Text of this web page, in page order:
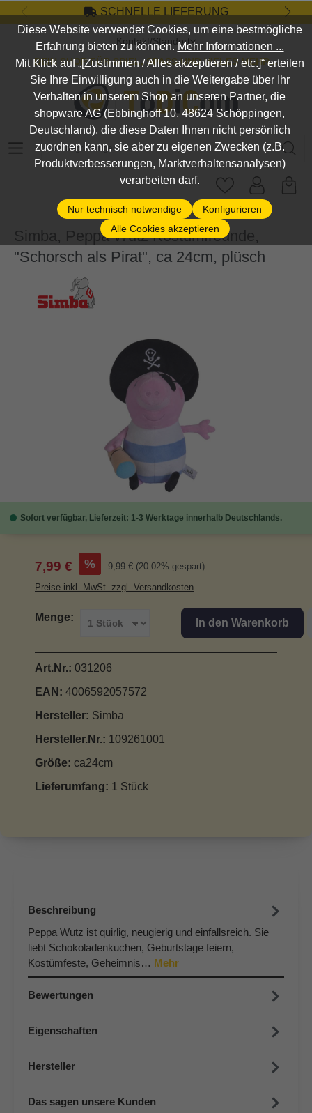
Zum Hauptinhalt springenSCHNELLE LIEFERUNG
Kontakt/Standort
DEIN SHOP FÜR SPIEL, SPASS UND VIELES MEHR...
Suchbegriff eingeben ...
Simba, Peppa Wutz Kostümfreunde,
"Schorsch als Pirat", ca 24cm, plüsch
Bildergalerie überspringen
Sofort verfügbar, Lieferzeit: 1-3 Werktage innerhalb Deutschlands.
Verkaufspreis:
7,99 € % Regulärer Preis:
9,99 € (20.02% gespart)
Preise inkl. MwSt. zzgl. Versandkosten
Menge: In den Warenkorb
Art.Nr.: 031206
EAN: 4006592057572
Hersteller: Simba
Hersteller.Nr.: 109261001
Größe: ca24cm
Lieferumfang: 1 Stück
Beschreibung
Peppa Wutz ist quirlig, neugierig und einfallsreich. Sie
liebt Schokoladenkuchen, Geburtstage feiern,
Kostümfeste, Geheimnis… Mehr
Bewertungen
Eigenschaften
Hersteller
Das sagen unsere Kunden
Diese Website verwendet Cookies, um eine bestmögliche
Erfahrung bieten zu können.Mehr Informationen ...
Mit Klick auf „[Zustimmen / Alles akzeptieren / etc.]“ erteilen
Sie Ihre Einwilligung auch in die Weitergabe über Ihr
Verhalten in unserem Shop an unseren Partner, die
shopware AG (Ebbinghoff 10, 48624 Schöppingen,
Deutschland), die diese Daten Ihnen nicht persönlich
zuordnen kann, sie aber zu eigenen Zwecken (z.B.
Produktverbesserungen, Marktverhaltensanalysen)
verarbeiten darf.
Nur technisch notwendige
Konfigurieren
Alle Cookies akzeptieren